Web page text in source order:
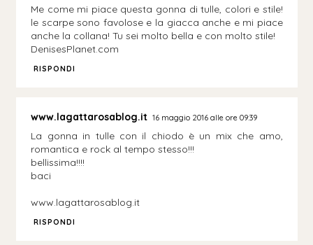
Me come mi piace questa gonna di tulle, colori e stile!
le scarpe sono favolose e la giacca anche e mi piace
anche la collana! Tu sei molto bella e con molto stile!
DenisesPlanet.com
RISPONDI
www.lagattarosablog.it 16 maggio 2016 alle ore 09:39
La gonna in tulle con il chiodo è un mix che amo,
romantica e rock al tempo stesso!!!
bellissima!!!!
baci
www.lagattarosablog.it
RISPONDI